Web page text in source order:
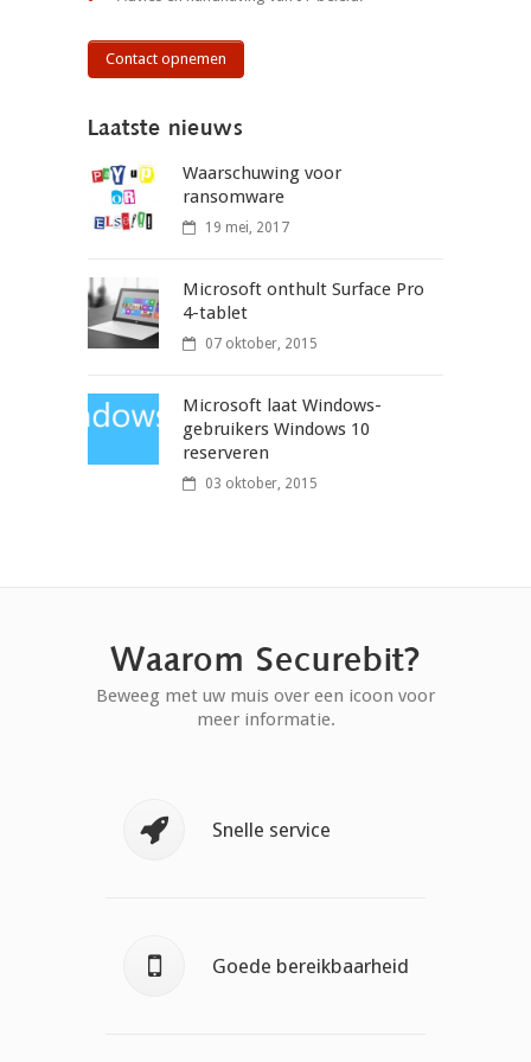
Contact opnemen
Laatste nieuws
Waarschuwing voor
ransomware
19 mei, 2017
Microsoft onthult Surface Pro
4-tablet
07 oktober, 2015
Microsoft laat Windows-
gebruikers Windows 10
reserveren
03 oktober, 2015
Waarom Securebit?
Beweeg met uw muis over een icoon voor
meer informatie.
Snelle service
verholpen.
Goede bereikbaarheid
telefoon.